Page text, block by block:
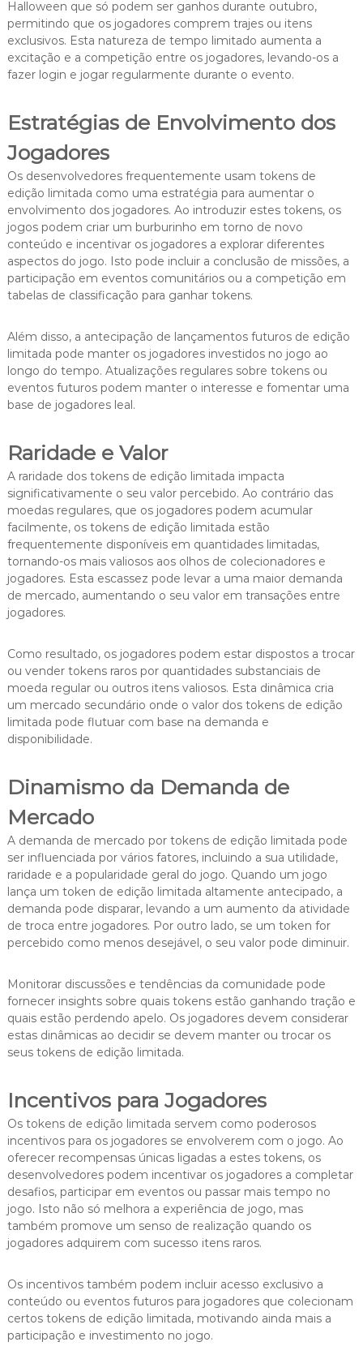
Halloween que só podem ser ganhos durante outubro,
permitindo que os jogadores comprem trajes ou itens
exclusivos. Esta natureza de tempo limitado aumenta a
excitação e a competição entre os jogadores, levando-os a
fazer login e jogar regularmente durante o evento.
Estratégias de Envolvimento dos
Jogadores
Os desenvolvedores frequentemente usam tokens de
edição limitada como uma estratégia para aumentar o
envolvimento dos jogadores. Ao introduzir estes tokens, os
jogos podem criar um burburinho em torno de novo
conteúdo e incentivar os jogadores a explorar diferentes
aspectos do jogo. Isto pode incluir a conclusão de missões, a
participação em eventos comunitários ou a competição em
tabelas de classificação para ganhar tokens.
Além disso, a antecipação de lançamentos futuros de edição
limitada pode manter os jogadores investidos no jogo ao
longo do tempo. Atualizações regulares sobre tokens ou
eventos futuros podem manter o interesse e fomentar uma
base de jogadores leal.
Raridade e Valor
A raridade dos tokens de edição limitada impacta
significativamente o seu valor percebido. Ao contrário das
moedas regulares, que os jogadores podem acumular
facilmente, os tokens de edição limitada estão
frequentemente disponíveis em quantidades limitadas,
tornando-os mais valiosos aos olhos de colecionadores e
jogadores. Esta escassez pode levar a uma maior demanda
de mercado, aumentando o seu valor em transações entre
jogadores.
Como resultado, os jogadores podem estar dispostos a trocar
ou vender tokens raros por quantidades substanciais de
moeda regular ou outros itens valiosos. Esta dinâmica cria
um mercado secundário onde o valor dos tokens de edição
limitada pode flutuar com base na demanda e
disponibilidade.
Dinamismo da Demanda de
Mercado
A demanda de mercado por tokens de edição limitada pode
ser influenciada por vários fatores, incluindo a sua utilidade,
raridade e a popularidade geral do jogo. Quando um jogo
lança um token de edição limitada altamente antecipado, a
demanda pode disparar, levando a um aumento da atividade
de troca entre jogadores. Por outro lado, se um token for
percebido como menos desejável, o seu valor pode diminuir.
Monitorar discussões e tendências da comunidade pode
fornecer insights sobre quais tokens estão ganhando tração e
quais estão perdendo apelo. Os jogadores devem considerar
estas dinâmicas ao decidir se devem manter ou trocar os
seus tokens de edição limitada.
Incentivos para Jogadores
Os tokens de edição limitada servem como poderosos
incentivos para os jogadores se envolverem com o jogo. Ao
oferecer recompensas únicas ligadas a estes tokens, os
desenvolvedores podem incentivar os jogadores a completar
desafios, participar em eventos ou passar mais tempo no
jogo. Isto não só melhora a experiência de jogo, mas
também promove um senso de realização quando os
jogadores adquirem com sucesso itens raros.
Os incentivos também podem incluir acesso exclusivo a
conteúdo ou eventos futuros para jogadores que colecionam
certos tokens de edição limitada, motivando ainda mais a
participação e investimento no jogo.